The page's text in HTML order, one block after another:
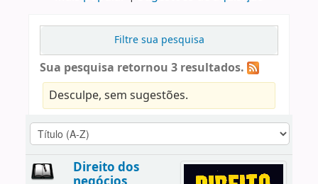
Filtre sua pesquisa
Sua pesquisa retornou 3 resultados.
Desculpe, sem sugestões.
Direito dos